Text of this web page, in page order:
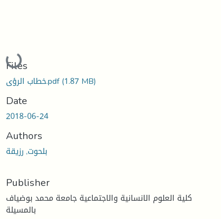
Loading...
Files
خطاب الرؤى.pdf(1.87 MB)
Date
2018-06-24
Authors
بلحوت, رزيقة
Publisher
كلية العلوم الانسانية والاجتماعية جامعة محمد بوضياف
بالمسيلة